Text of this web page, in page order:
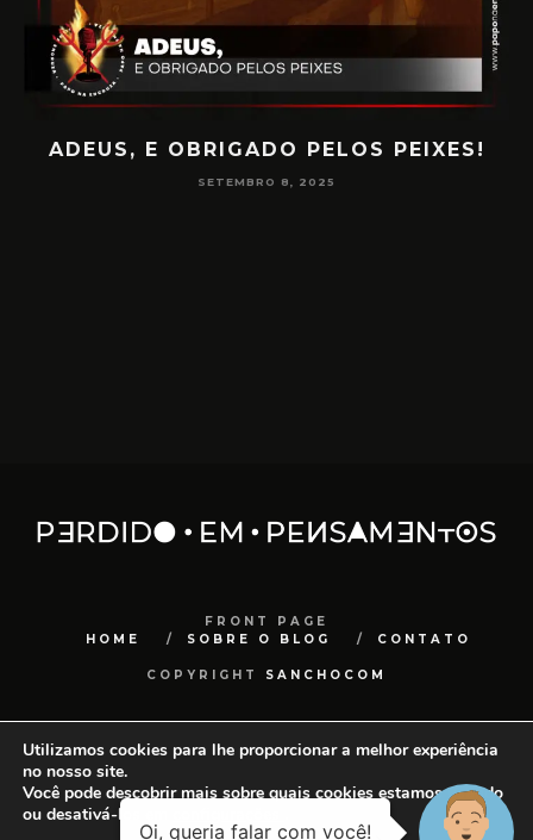
ADEUS, E OBRIGADO PELOS PEIXES!
SETEMBRO 8, 2025
FRONT PAGE
HOME
SOBRE O BLOG CONTATO
COPYRIGHT SANCHOCOM
Utilizamos cookies para lhe proporcionar a melhor experiência
no nosso site.
Você pode descobrir mais sobre quais cookies estamos usando
ou desativá-los em